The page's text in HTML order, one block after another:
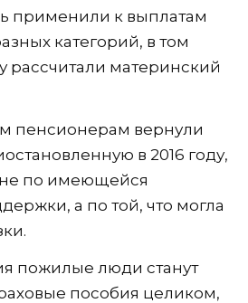
применили к выплатам
категорий, в том
рассчитали материнский
пенсионерам вернули
в 2016 году,
по имеющейся
а по той, что могла
пожилые люди станут
пособия целиком,